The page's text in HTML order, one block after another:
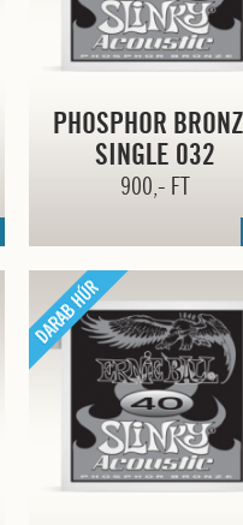
PHOSPHOR
SINGLE 032
900,- FT